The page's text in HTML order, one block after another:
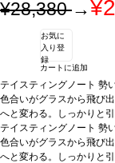
¥28,380→
お気に
入り登
録
カートに追加
テイスティングノート 勢
色合いがグラスから飛び
へと変わる。しっかりと
い。ミットパレットはコ
の花の輝きと、蜂蜜とい
ティー、花、ハーブ、ス
テイスティングノート 勢
色合いがグラスから飛び
へと変わる。しっかりと